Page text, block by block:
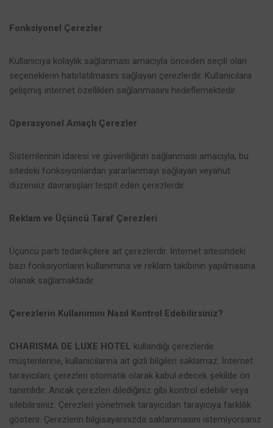
Fonksiyonel Çerezler
Kullanıcıya kolaylık sağlanması amacıyla önceden seçili olan
seçeneklerin hatırlatılmasını sağlayan çerezlerdir. Kullanıcılara
gelişmiş internet özellikleri sağlanmasını hedeflemektedir.
Operasyonel Amaçlı Çerezler
Sistemlerinin idaresi ve güvenliğinin sağlanması amacıyla, bu
sitedeki fonksiyonlardan yararlanmayı sağlayan veyahut
düzensiz davranışları tespit eden çerezlerdir.
Reklam ve Üçüncü Taraf Çerezleri
Üçüncü parti tedarikçilere ait çerezlerdir. İnternet sitesindeki
bazı fonksiyonların kullanımına ve reklam takibinin yapılmasına
olanak sağlamaktadır.
Çerezlerin Kullanımını Nasıl Kontrol Edebilirsiniz?
CHARISMA DE LUXE HOTEL kullandığı çerezlerde
müşterilerine, kullanıcılarına ait gizli bilgileri saklamaz. İnternet
tarayıcıları, çerezleri otomatik olarak kabul edecek şekilde ön
tanımlıdır. Ancak çerezleri dilediğiniz gibi kontrol edebilir veya
silebilirsiniz. Çerezleri yönetmek tarayıcıdan tarayıcıya farklılık
gösterir. Çerezlerin bilgisayarınızda saklanmasını istemiyorsanız